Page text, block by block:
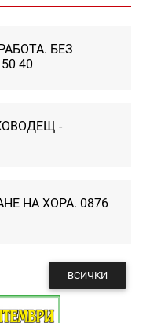
БЕЗ
40
-
НА ХОРА. 0876
ВСИЧКИ